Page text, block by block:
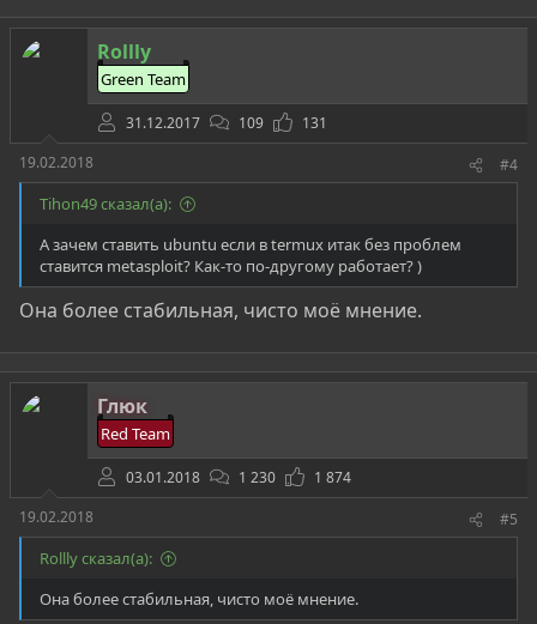
к
ц
и
Rollly
Green Team
31.12.2017 109
131
19.02.2018
#4
Tihon49 сказал(а):
А зачем ставить ubuntu если в termux итак без проблем
ставится metasploit? Как-то по-другому работает? )
Она более стабильная, чисто моё мнение.
Глюк
Red Team
03.01.2018 1 230
1 874
19.02.2018
#5
Rollly сказал(а):
Она более стабильная, чисто моё мнение.